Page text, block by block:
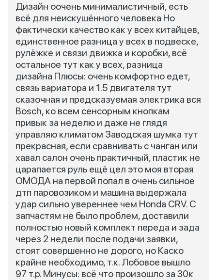
Дизайн оочень минималистичный, есть
всё для неискушённого человека Но
фактически качество как у всех китайцев,
единственное разница у всех в подвеске,
рулёжке и связи движка и коробки, всё
остальное тут как у всех, разница
дизайна Плюсы: очень комфортно едет,
связь вариатора и 1.5 двигателя тут
сказочная и предсказуемая электрика вся
Bosch, ко всем сенсорным кнопкам
привык за неделю и даже не глядя
управляю климатом Заводская шумка тут
прекрасная, если сравнивать с чанган или
хавал салон очень практичный, пластик не
царапается руль ещё цел это моя вторая
ОМОДА на первой попал в очень сильное
дтп паровозиком и машина выдержала
удар сильно увереннее чем Honda CRV. С
запчастям не было проблем, доставили
полностью новый комплект переда и зада
через 2 недели после подачи заявки,
стоят совершенно не дорого, но Каско
крайне необходимо, т.к. Лобовое вышло
97 т.р. Минусы: всё что произошло за 30к